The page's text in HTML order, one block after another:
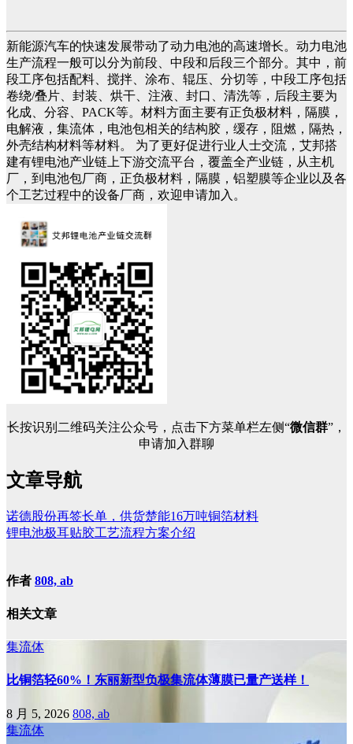
新能源汽车的快速发展带动了动力电池的高速增长。动力电池
生产流程一般可以分为前段、中段和后段三个部分。其中，前
段工序包括配料、搅拌、涂布、辊压、分切等，中段工序包括
卷绕/叠片、封装、烘干、注液、封口、清洗等，后段主要为
化成、分容、PACK等。材料方面主要有正负极材料，隔膜，
电解液，集流体，电池包相关的结构胶，缓存，阻燃，隔热，
外壳结构材料等材料。 为了更好促进行业人士交流，艾邦搭
建有锂电池产业链上下游交流平台，覆盖全产业链，从主机
厂，到电池包厂商，正负极材料，隔膜，铝塑膜等企业以及各
个工艺过程中的设备厂商，欢迎申请加入。
长按识别二维码关注公众号，点击下方菜单栏左侧“微信群”，
申请加入群聊
文章导航
诺德股份再签长单，供货楚能16万吨铜箔材料
锂电池极耳贴胶工艺流程方案介绍
作者 808, ab
相关文章
集流体
比铜箔轻60%！东丽新型负极集流体薄膜已量产送样！
8 月 5, 2026 808, ab
集流体